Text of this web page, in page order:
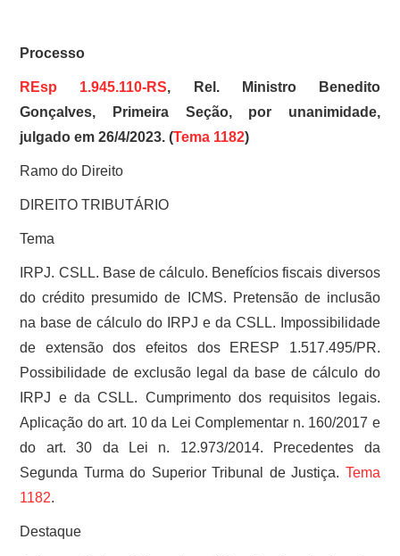
Processo
REsp 1.945.110-RS, Rel. Ministro Benedito
Gonçalves, Primeira Seção, por unanimidade,
julgado em 26/4/2023. (Tema 1182)
Ramo do Direito
DIREITO TRIBUTÁRIO
Tema
IRPJ. CSLL. Base de cálculo. Benefícios fiscais diversos
do crédito presumido de ICMS. Pretensão de inclusão
na base de cálculo do IRPJ e da CSLL. Impossibilidade
de extensão dos efeitos dos ERESP 1.517.495/PR.
Possibilidade de exclusão legal da base de cálculo do
IRPJ e da CSLL. Cumprimento dos requisitos legais.
Aplicação do art. 10 da Lei Complementar n. 160/2017 e
do art. 30 da Lei n. 12.973/2014. Precedentes da
Segunda Turma do Superior Tribunal de Justiça. Tema
1182.
Destaque